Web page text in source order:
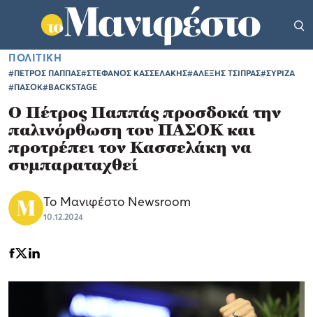
ΠΟΛΙΤΙΚΗ
#ΠΕΤΡΟΣ ΠΑΠΠΑΣ#ΣΤΕΦΑΝΟΣ ΚΑΣΣΕΛΑΚΗΣ#ΑΛΕΞΗΣ ΤΣΙΠΡΑΣ#ΣΥΡΙΖΑ
#ΠΑΣΟΚ#BACKSTAGE
Ο Πέτρος Παππάς προσδοκά την
παλινόρθωση του ΠΑΣΟΚ και
προτρέπει τον Κασσελάκη να
συμπαραταχθεί
Το Μανιφέστο Newsroom
10.12.2024